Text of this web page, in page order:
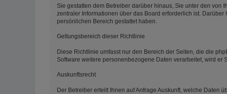
Sie gestatten dem Betreiber darüber hinaus, Sie unter den von
zentraler Informationen über das Board erforderlich ist.
persönlichen Bereich gestattet haben.
Geltungsbereich dieser Richtlinie
Diese Richtlinie umfasst nur den Bereich der Seiten, die die
Software weitere personenbezogene Daten verarbeitet, wird er
Auskunftsrecht
Der Betreiber erteilt Ihnen auf Anfrage Auskunft, welche Daten